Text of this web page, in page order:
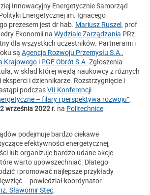
Innowacyjny Energetycznie Samorząd
Energetycznej im. Ignacego
prezesem jest dr hab. Mariusz Ruszel , prof.
Ekonomii na Wydziale Zarządzania PRz.
dla wszystkich uczestników. Partnerami i
są Agencja Rozwoju Przemysłu S.A.
Krajowego i PGE Obrót S.A. Zgłoszenia
w skład której wejdą naukowcy z różnych
i dziennikarze. Rozstrzygnięcie i
podczasVII Konferencji
– filary i perspektywa rozwoju”
września 2022 r. na Politechnice
podejmuje bardzo ciekawe
efektywności energetycznej,
lub organizuje bardzo udane akcje
warto upowszechniać. Dlatego
i promować najlepsze przykłady
– powiedział koordynator
Sławomir Stec